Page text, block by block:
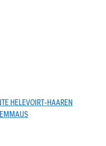
HELEVOIRT-HAAREN